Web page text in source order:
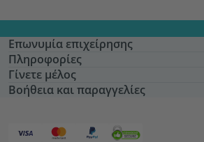
Επωνυμία επιχείρησης
Πληροφορίες
Γίνετε μέλος
Βοήθεια και παραγγελίες